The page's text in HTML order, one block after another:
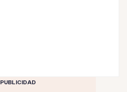
PUBLICIDAD